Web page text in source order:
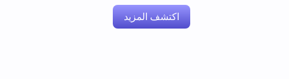
اكتشف المزيد